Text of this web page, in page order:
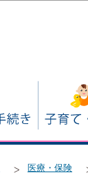
医療・保険